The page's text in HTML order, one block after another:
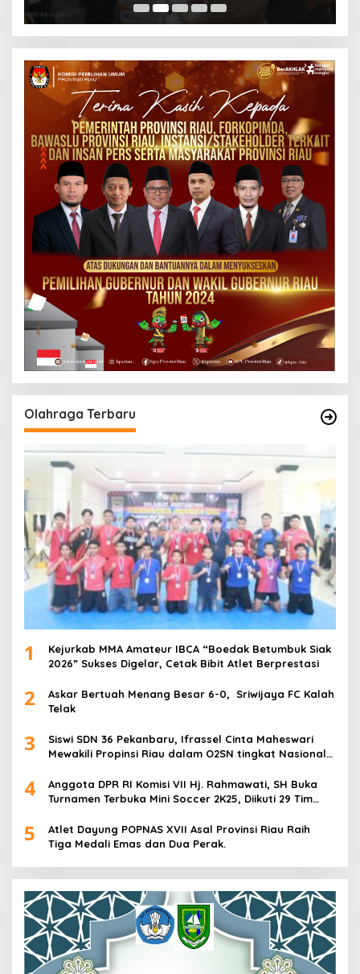
Olahraga Terbaru
1
Kejurkab MMA Amateur IBCA “Boedak Betumbuk Siak
2026” Sukses Digelar, Cetak Bibit Atlet Berprestasi
2
Askar Bertuah Menang Besar 6-0, Sriwijaya FC Kalah
Telak
3
Siswi SDN 36 Pekanbaru, Ifrassel Cinta Maheswari
Mewakili Propinsi Riau dalam O2SN tingkat Nasional
4
Anggota DPR RI Komisi VII Hj. Rahmawati, SH Buka
Turnamen Terbuka Mini Soccer 2K25, Diikuti 29 Tim
5
Atlet Dayung POPNAS XVII Asal Provinsi Riau Raih
Tiga Medali Emas dan Dua Perak.